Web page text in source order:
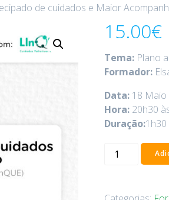
de cuidados e Maior
15.00€
Tema:Plano
Formador:
Data:18 Maio
Hora:20h30
Duração:1h30